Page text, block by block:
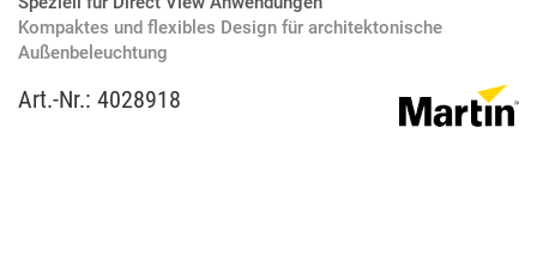
Kompaktes und flexibles Design für architektonische
Außenbeleuchtung
Art.-Nr.: 4028918